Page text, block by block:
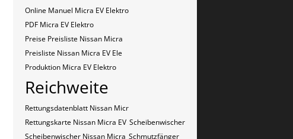
Online Manuel Micra EV Elektro
PDF Micra EV Elektro
Preise Preisliste Nissan Micra
Preisliste Nissan Micra EV Ele
Produktion Micra EV Elektro
Reichweite
Rettungsdatenblatt Nissan Micr
Rettungskarte Nissan Micra EV Scheibenwischer
Scheibenwischer Nissan​ Micra Schmutzfänger